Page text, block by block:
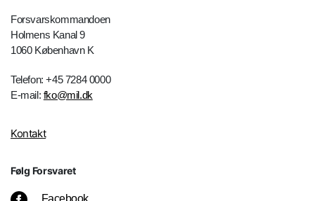
Forsvarskommandoen
Holmens Kanal 9
1060 København K
Telefon: +45 7284 0000
E-mail: fko@mil.dk
Kontakt
Følg Forsvaret
Facebook